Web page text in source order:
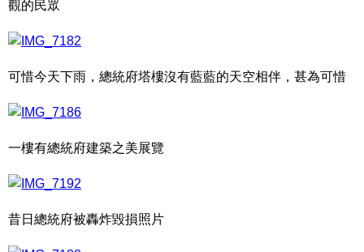
觀的民眾
可惜今天下雨，總統府塔樓沒有藍藍的天空相伴，甚為可惜
一樓有總統府建築之美展覽
昔日總統府被轟炸毀損照片